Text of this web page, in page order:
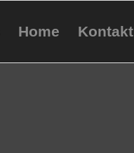
Home Kontakt